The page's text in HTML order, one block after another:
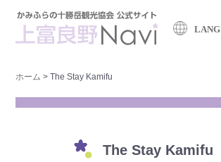
LANG
ホーム >The Stay Kamifu
The Stay Kamifu